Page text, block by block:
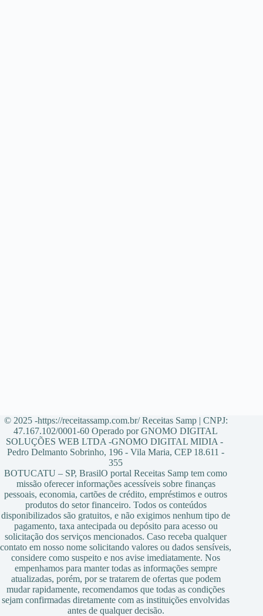
© 2025 -https://receitassamp.com.br/ Receitas Samp | CNPJ:
47.167.102/0001-60 Operado por GNOMO DIGITAL
SOLUÇÕES WEB LTDA -GNOMO DIGITAL MIDIA -
Pedro Delmanto Sobrinho, 196 - Vila Maria, CEP 18.611 -
355
BOTUCATU – SP, BrasilO portal Receitas Samp tem como
missão oferecer informações acessíveis sobre finanças
pessoais, economia, cartões de crédito, empréstimos e outros
produtos do setor financeiro. Todos os conteúdos
disponibilizados são gratuitos, e não exigimos nenhum tipo de
pagamento, taxa antecipada ou depósito para acesso ou
solicitação dos serviços mencionados. Caso receba qualquer
contato em nosso nome solicitando valores ou dados sensíveis,
considere como suspeito e nos avise imediatamente. Nos
empenhamos para manter todas as informações sempre
atualizadas, porém, por se tratarem de ofertas que podem
mudar rapidamente, recomendamos que todas as condições
sejam confirmadas diretamente com as instituições envolvidas
antes de qualquer decisão.